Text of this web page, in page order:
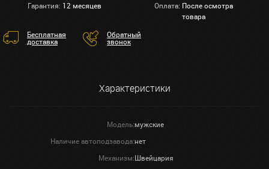
Гарантия: 12 месяцев Оплата: После осмотра
товара
Бесплатная
доставка
Обратный
звонок
Характеристики
Модель:мужские
Наличие автоподзавода:нет
Механизм:Швейцария